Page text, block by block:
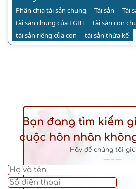
Phân chia tài sản chung
Tài sản
Tài
tài sản chung của LGBT
tài sản con
tài sản riêng của con
tài sản thừa kế
Bạn đang tìm kiếm
cuộc hôn nhân
Hãy để chúng tôi
— – —